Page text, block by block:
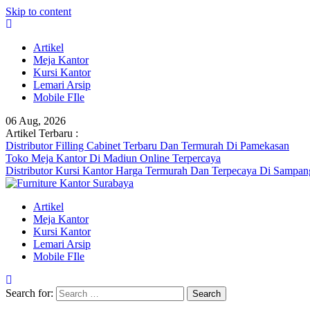
Skip to content
Artikel
Meja Kantor
Kursi Kantor
Lemari Arsip
Mobile FIle
06 Aug, 2026
Artikel Terbaru :
Distributor Filling Cabinet Terbaru Dan Termurah Di Pamekasan
Toko Meja Kantor Di Madiun Online Terpercaya
Distributor Kursi Kantor Harga Termurah Dan Terpecaya Di
Artikel
Meja Kantor
Kursi Kantor
Lemari Arsip
Mobile FIle
Search for: